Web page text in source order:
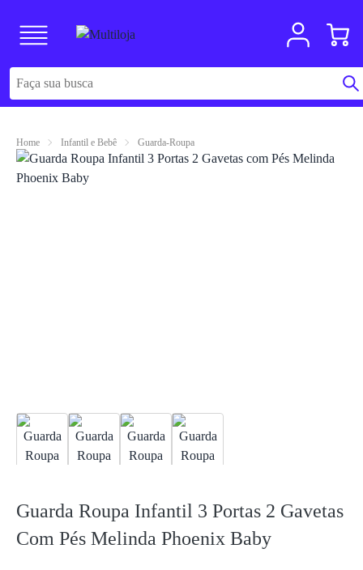
Home Infantil e Bebê Guarda-Roupa
Guarda Roupa Infantil 3 Portas 2 Gavetas
Com Pés Melinda Phoenix Baby